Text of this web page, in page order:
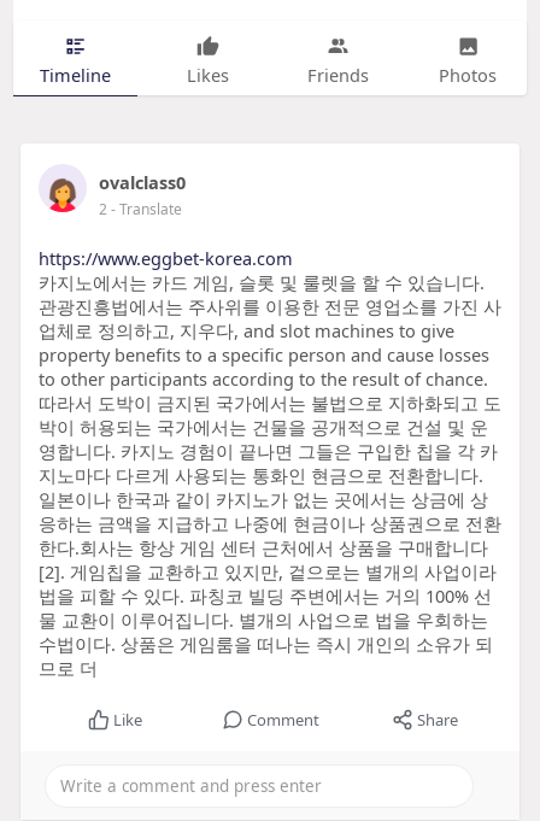
Timeline Likes Friends Photos
ovalclass0
2- Translate
https://www.eggbet-korea.com
카지노에서는 카드 게임, 슬롯 및 룰렛을 할 수 있습니다.
관광진흥법에서는 주사위를 이용한 전문 영업소를 가진 사
업체로 정의하고, 지우다, and slot machines to give
property benefits to a specific person and cause losses
to other participants according to the result of chance.
따라서 도박이 금지된 국가에서는 불법으로 지하화되고 도
박이 허용되는 국가에서는 건물을 공개적으로 건설 및 운
영합니다. 카지노 경험이 끝나면 그들은 구입한 칩을 각 카
지노마다 다르게 사용되는 통화인 현금으로 전환합니다.
일본이나 한국과 같이 카지노가 없는 곳에서는 상금에 상
응하는 금액을 지급하고 나중에 현금이나 상품권으로 전환
한다.회사는 항상 게임 센터 근처에서 상품을 구매합니다
[2]. 게임칩을 교환하고 있지만, 겉으로는 별개의 사업이라
법을 피할 수 있다. 파칭코 빌딩 주변에서는 거의 100% 선
물 교환이 이루어집니다. 별개의 사업으로 법을 우회하는
수법이다. 상품은 게임룸을 떠나는 즉시 개인의 소유가 되
므로 더
Like Comment Share